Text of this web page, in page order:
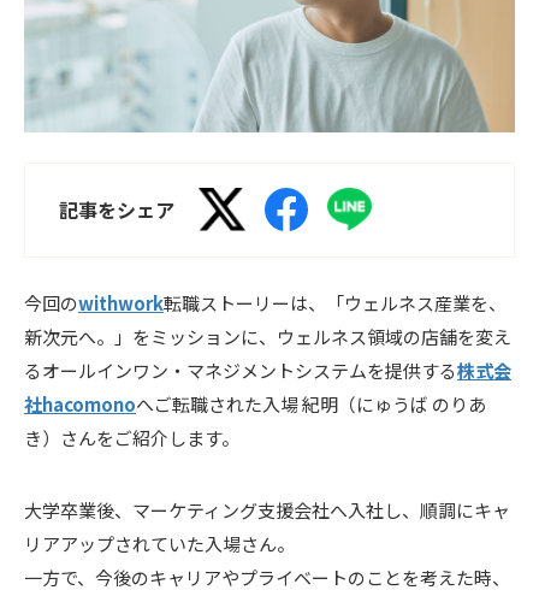
記事をシェア
今回のwithwork転職ストーリーは、「ウェルネス産業を、
新次元へ。」をミッションに、ウェルネス領域の店舗を変え
るオールインワン・マネジメントシステムを提供する株式会
社hacomonoへご転職された入場 紀明（にゅうば のりあ
き）さんをご紹介します。
大学卒業後、マーケティング支援会社へ入社し、順調にキャ
リアアップされていた入場さん。
一方で、今後のキャリアやプライベートのことを考えた時、